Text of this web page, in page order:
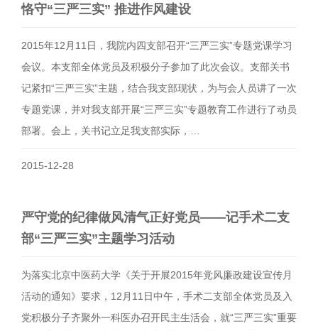
恪守“三严三实” 推进作风建设
2015年12月11日，我院内四支部召开“三严三实”专题党课学习
会议。本支部全体党员及积极分子参加了此次会议。支部关书
记紧扣“三严三实”主题，结合我支部现状，为与会人员讲了一次
专题党课，并对我支部开展“三严三实”专题教育工作进行了动员
部署。会上，关书记立足我支部实际，…
2015-12-28
严守党的纪律做风清气正好党员——记手术二支
部“三严三实”主题学习活动
为落实北京中医药大学《关于开展2015年党风廉政建设宣传月
活动的通知》要求，12月11日中午，手术二支部全体党员及入
党积极分子齐聚外一科医办召开民主生活会，就“三严三实”重要